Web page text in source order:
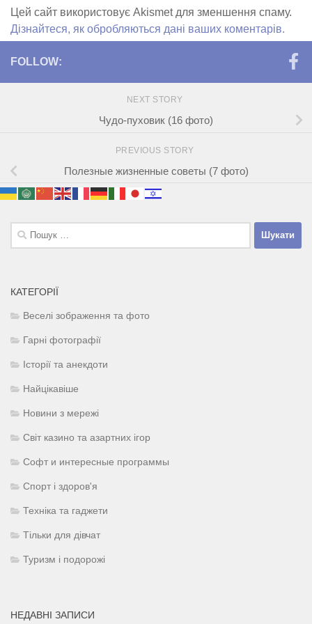
Цей сайт використовує Akismet для зменшення спаму.
Дізнайтеся, як обробляються дані ваших коментарів.
FOLLOW:
NEXT STORY
Чудо-пуховик (16 фото)
PREVIOUS STORY
Полезные жизненные советы (7 фото)
Пошук:
КАТЕГОРІЇ
Веселі зображення та фото
Гарні фотографії
Історії та анекдоти
Найцікавіше
Новини з мережі
Світ казино та азартних ігор
Софт и интересные программы
Спорт і здоров'я
Техніка та гаджети
Тільки для дівчат
Туризм і подорожі
НЕДАВНІ ЗАПИСИ